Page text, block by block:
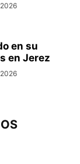
en su
en Jerez